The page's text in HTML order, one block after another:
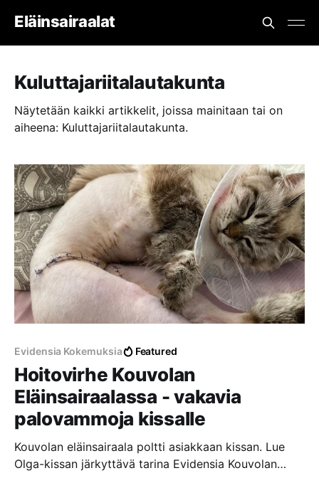
Eläinsairaalat
Kuluttajariitalautakunta
Näytetään kaikki artikkelit, joissa mainitaan tai on
aiheena: Kuluttajariitalautakunta.
Evidensia Kokemuksia Featured
Hoitovirhe Kouvolan
Eläinsairaalassa - vakavia
palovammoja kissalle
Kouvolan eläinsairaala poltti asiakkaan kissan. Lue
Olga-kissan järkyttävä tarina Evidensia Kouvolan